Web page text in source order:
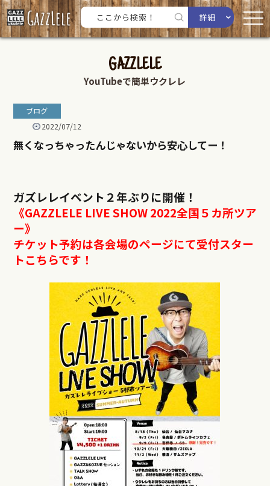
詳細
GAZZLELE
YouTubeで簡単ウクレレ
ブログ
2022/07/12
無くなっちゃったんじゃないから安心してー！
ガズレレイベント２年ぶりに開催！
《GAZZLELE LIVE SHOW 2022全国５カ所ツア
ー》
チケット予約は各会場のページにて受付スター
トこちらです！